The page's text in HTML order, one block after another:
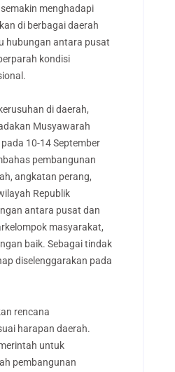
menghadapi
di berbagai daerah
hubungan antara pusat
kondisi
di daerah,
Musyawarah
10-14 September
pembangunan
angkatan perang,
Republik
antara pusat dan
masyarakat,
baik. Sebagai tindak
diselenggarakan pada
rencana
harapan daerah.
untuk
pembangunan